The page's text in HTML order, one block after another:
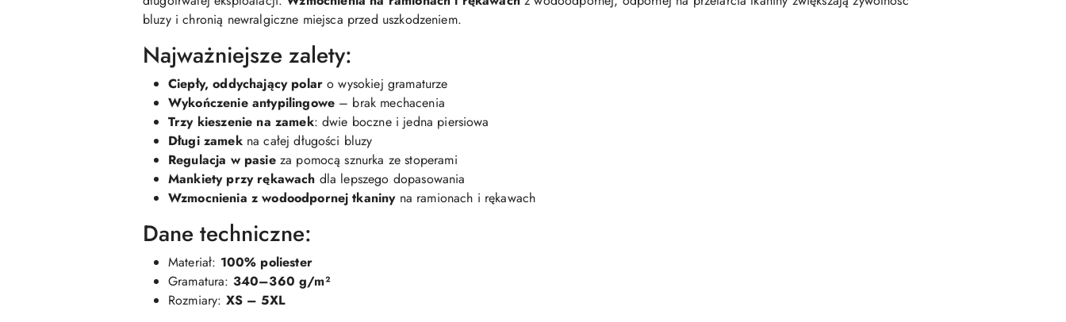
bluzy i chronią newralgiczne miejsca przed uszkodzeniem.
Najważniejsze zalety:
Ciepły, oddychający polar o wysokiej gramaturze
Wykończenie antypilingowe – brak mechacenia
Trzy kieszenie na zamek: dwie boczne i jedna piersiowa
Długi zamekna całej długości bluzy
Regulacja w pasieza pomocą sznurka ze stoperami
Mankiety przy rękawach dla lepszego dopasowania
Wzmocnienia z wodoodpornej tkaninyna ramionach i rękawach
Dane techniczne:
Materiał: 100% poliester
Gramatura: 340–360 g/m²
Rozmiary: XS – 5XL